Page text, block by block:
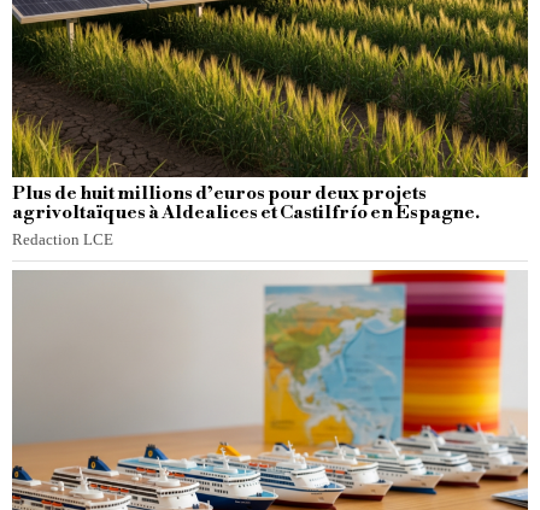
Plus de huit millions d’euros pour deux projets
agrivoltaïques à Aldealices et Castilfrío en Espagne.
Redaction LCE